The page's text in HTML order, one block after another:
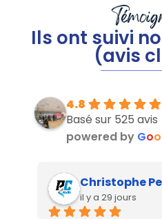
Ils ont suivi
(avis
4.8
Basé sur 525 avis
powered by Goo
Christophe
il y a 29 jours